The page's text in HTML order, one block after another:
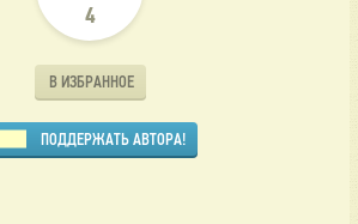
4
В ИЗБРАННОЕ
ПОДДЕРЖАТЬ АВТОРА!